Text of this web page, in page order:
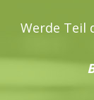
Werde Teil